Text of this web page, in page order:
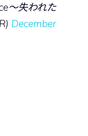
～失われた
December